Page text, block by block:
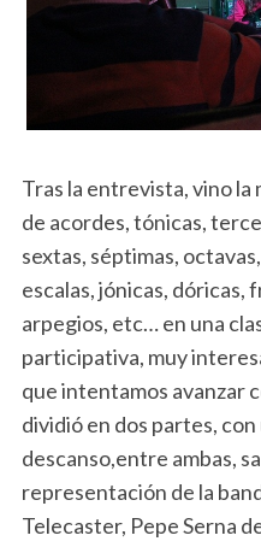
Tras la entrevista, vino la
de acordes, tónicas,
sextas, séptimas,
escalas, jónicas, dóricas,
arpegios, etc… en una
participativa, muy
que intentamos avanzar
dividió en dos partes,
descanso,entre ambas,
representación de la
Telecaster, Pepe Serna